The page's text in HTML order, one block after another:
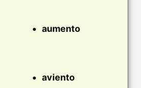
aumento
aviento